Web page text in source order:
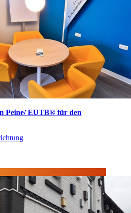
Peine/ EUTB® für den